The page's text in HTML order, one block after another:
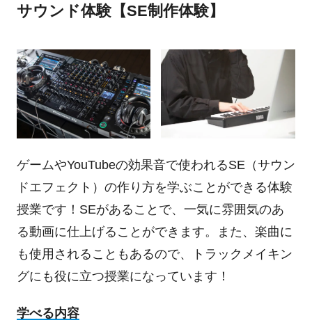
サウンド体験【SE制作体験】
ゲームやYouTubeの効果音で使われるSE（サウン
ドエフェクト）の作り方を学ぶことができる体験
授業です！SEがあることで、一気に雰囲気のあ
る動画に仕上げることができます。また、楽曲に
も使用されることもあるので、トラックメイキン
グにも役に立つ授業になっています！
学べる内容